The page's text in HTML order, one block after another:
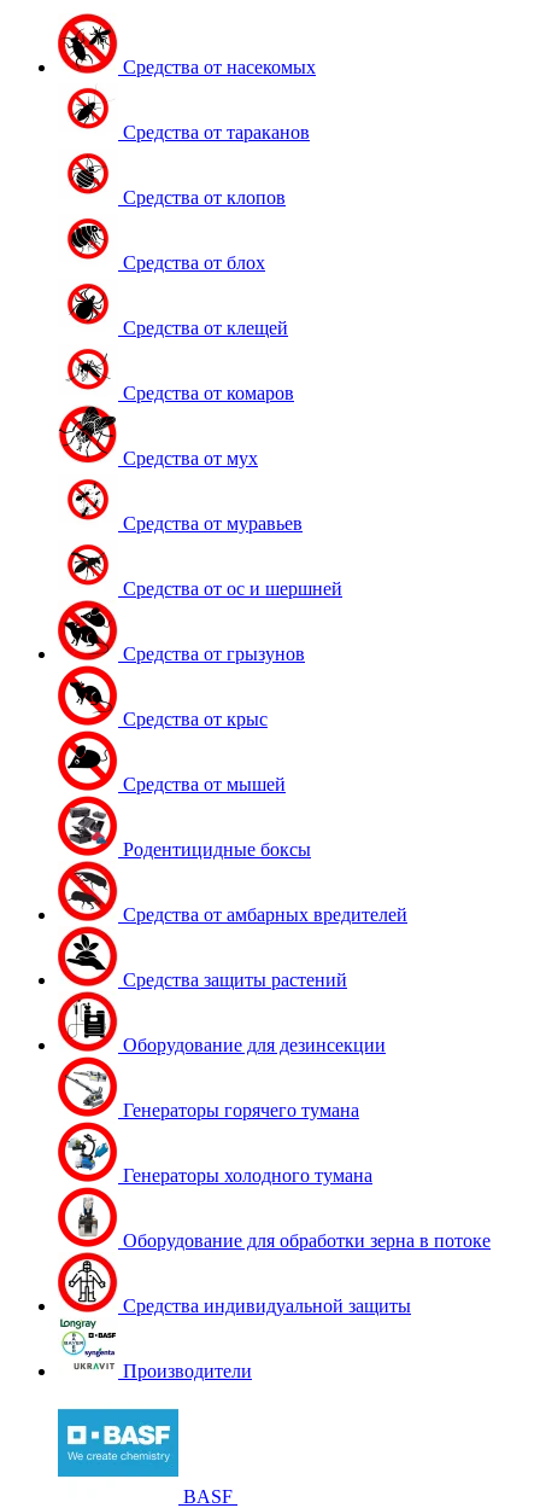
Средства от насекомых
Средства от тараканов
Средства от клопов
Средства от блох
Средства от клещей
Средства от комаров
Средства от мух
Средства от муравьев
Средства от ос и шершней
Средства от грызунов
Средства от крыс
Средства от мышей
Родентицидные боксы
Средства от амбарных вредителей
Средства защиты растений
Оборудование для дезинсекции
Генераторы горячего тумана
Генераторы холодного тумана
Оборудование для обработки зерна в потоке
Средства индивидуальной защиты
Производители
BASF